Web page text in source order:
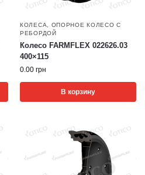
КОЛЕСА
ОПОРНОЕ КОЛЕСО С
РЕБОРДОЙ
Колесо FARMFLEX 022626.03
400×115
0.00 грн
В корзину